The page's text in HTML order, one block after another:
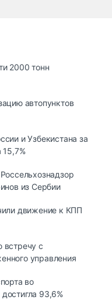
2000 тонн
автопунктов
и Узбекистана за
15,7%
из Сербии
движение к КПП
встречу с
управления
во
93,6%